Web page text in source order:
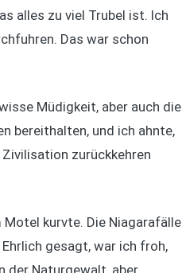
alles zu viel Trubel ist. Ich
Das war schon
Müdigkeit, aber auch die
bereithalten, und ich ahnte,
zurückkehren
kurvte. Die Niagarafälle
gesagt, war ich froh,